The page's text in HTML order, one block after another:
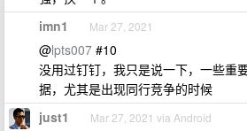
imn1 Mar 27, 2021
@lpts007 #10
没用过钉钉，我只是说一下，一些重
据，尤其是出现同行竞争的时候
just1 Mar 27, 2021 via Android